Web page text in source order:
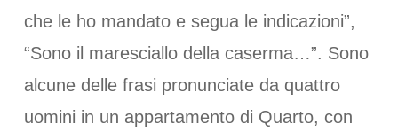
che le ho mandato e segua le indicazioni”,
“Sono il maresciallo della caserma…”. Sono
alcune delle frasi pronunciate da quattro
uomini in un appartamento di Quarto, con